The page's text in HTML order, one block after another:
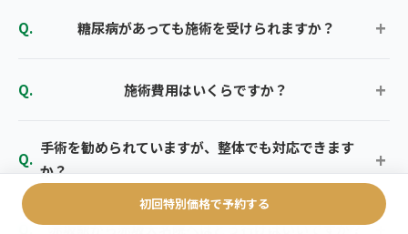
糖尿病があっても施術を受けられますか？
施術費用はいくらですか？
手術を勧められていますが、整体でも対応できます
か？
赤坂駅から赤坂大名院へはどう行けばいいですか？
初回特別価格で予約する